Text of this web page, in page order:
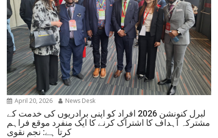
April 20, 2026 News Desk
لبرل کنونشن 2026 افراد کو اپنی برادریوں کی خدمت کے
مشترکہ اہداف کا اشتراک کرنے کا ایک منفرد موقع فراہم
کرتا ہے: نجم نقوی